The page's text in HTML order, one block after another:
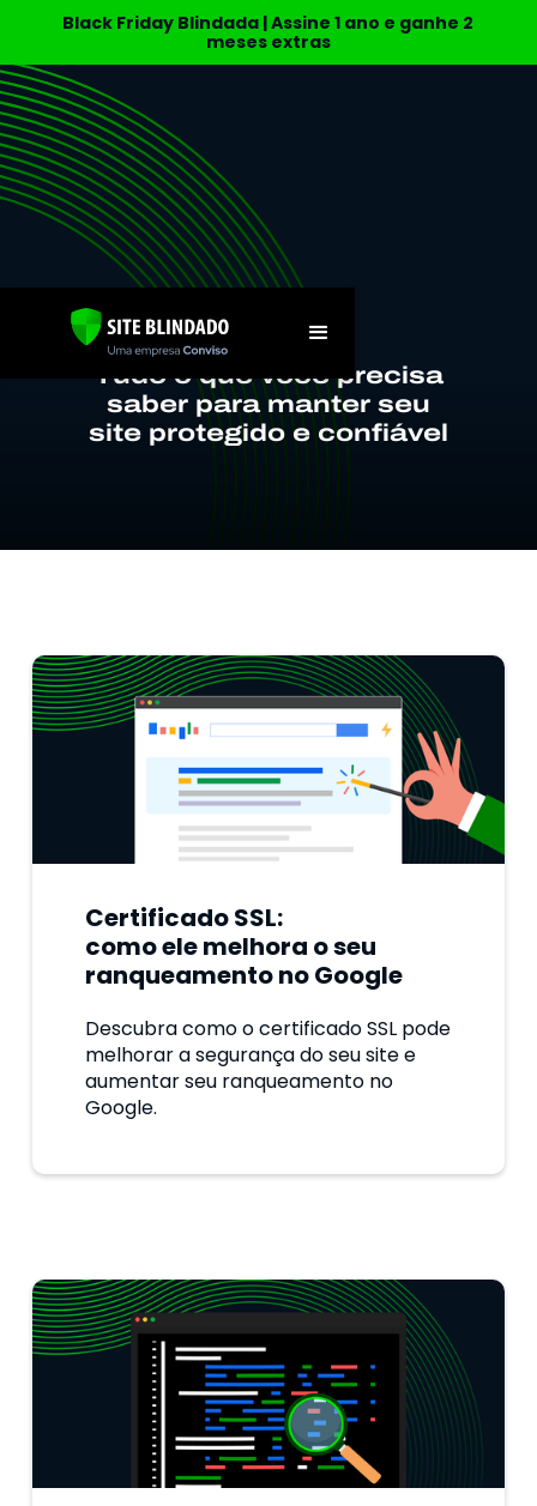
Black Friday Blindada | Assine 1 ano e ganhe 2
meses extras
BLOGPOSTS
Tudo o que você precisa
saber para manter seu
site protegido e confiável
Certificado SSL:
como ele melhora o seu
ranqueamento no Google
Descubra como o certificado SSL pode
melhorar a segurança do seu site e
aumentar seu ranqueamento no
Google.